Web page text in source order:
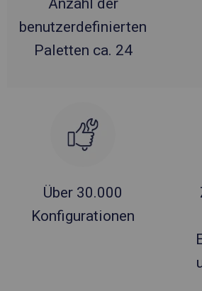
benutzerdefinierten
Paletten ca. 24
Über 30.000
Konfigurationen